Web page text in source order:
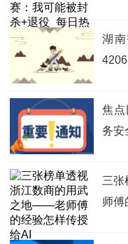
湖
焦点
务安
三
师傅